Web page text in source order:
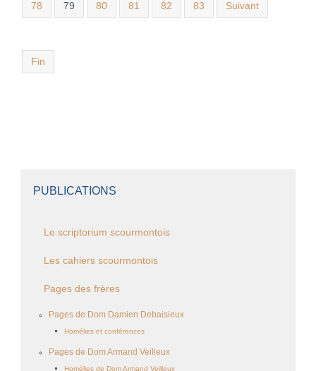
78 79 80 81 82 83 Suivant
Fin
PUBLICATIONS
Le scriptorium scourmontois
Les cahiers scourmontois
Pages des frères
Pages de Dom Damien Debaisieux
Homélies et conférences
Pages de Dom Armand Veilleux
Homélies de Dom Armand Veilleux